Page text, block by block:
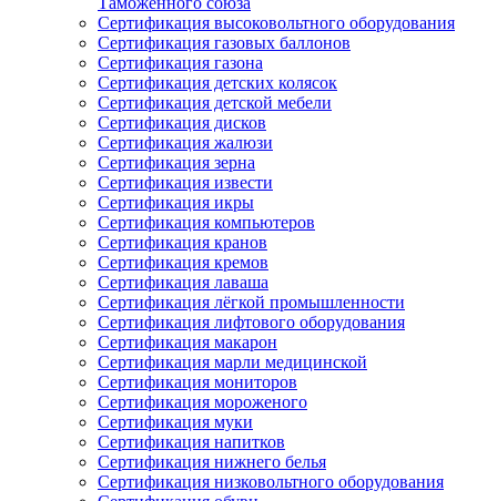
Сертификация высоковольтного оборудования
Сертификация газовых баллонов
Сертификация газона
Сертификация детских колясок
Сертификация детской мебели
Сертификация дисков
Сертификация жалюзи
Сертификация зерна
Сертификация извести
Сертификация икры
Сертификация компьютеров
Сертификация кранов
Сертификация кремов
Сертификация лаваша
Сертификация лёгкой промышленности
Сертификация лифтового оборудования
Сертификация макарон
Сертификация марли медицинской
Сертификация мониторов
Сертификация мороженого
Сертификация муки
Сертификация напитков
Сертификация нижнего белья
Сертификация низковольтного оборудования